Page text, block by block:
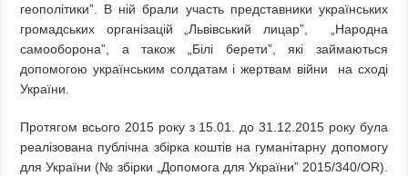
геополітики”. В ній брали участь представники українських
громадських організацій „Львівський лицар”, „Народна
самооборона”, а також „Білі берети”, які займаються
допомогою українським солдатам і жертвам війни на сході
України.
Протягом всього 2015 року з 15.01. до 31.12.2015 року була
реалізована публічна збірка коштів на гуманітарну допомогу
для України (№ збірки „Допомога для України” 2015/340/OR).